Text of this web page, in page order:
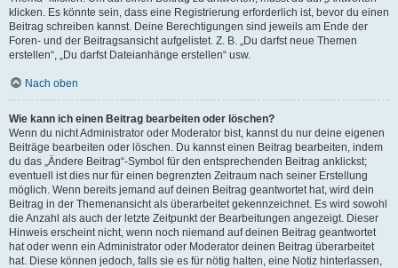
klicken. Es könnte sein, dass eine Registrierung erforderlich ist, bevor du einen
Beitrag schreiben kannst. Deine Berechtigungen sind jeweils am Ende der
Foren- und der Beitragsansicht aufgelistet. Z. B. „Du darfst neue Themen
erstellen“, „Du darfst Dateianhänge erstellen“ usw.
Nach oben
Wie kann ich einen Beitrag bearbeiten oder löschen?
Wenn du nicht Administrator oder Moderator bist, kannst du nur deine eigenen
Beiträge bearbeiten oder löschen. Du kannst einen Beitrag bearbeiten, indem
du das „Ändere Beitrag“-Symbol für den entsprechenden Beitrag anklickst;
eventuell ist dies nur für einen begrenzten Zeitraum nach seiner Erstellung
möglich. Wenn bereits jemand auf deinen Beitrag geantwortet hat, wird dein
Beitrag in der Themenansicht als überarbeitet gekennzeichnet. Es wird sowohl
die Anzahl als auch der letzte Zeitpunkt der Bearbeitungen angezeigt. Dieser
Hinweis erscheint nicht, wenn noch niemand auf deinen Beitrag geantwortet
hat oder wenn ein Administrator oder Moderator deinen Beitrag überarbeitet
hat. Diese können jedoch, falls sie es für nötig halten, eine Notiz hinterlassen,